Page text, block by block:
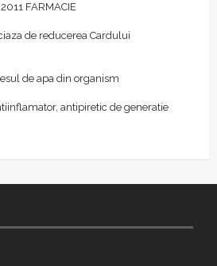
FARMACIE
de reducerea Cardului
de apa din organism
antipiretic de generatie